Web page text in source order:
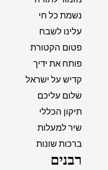
נשמת כל חי
עלינו לשבח
פטום הקטורת
פותח את ידיך
קדיש על ישראל
שלום עליכם
תיקון הכללי
שיר למעלות
ברכות שונות
רבנים